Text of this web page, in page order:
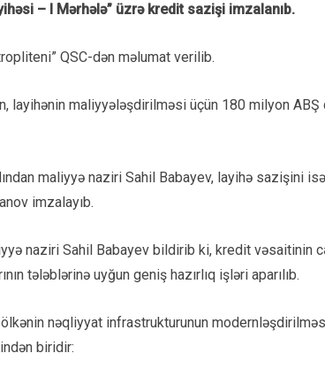
– I Mərhələ” üzrə kredit sazişi imzalanıb.
QSC-dən məlumat verilib.
layihənin maliyyələşdirilməsi üçün 180 milyon ABŞ
maliyyə naziri Sahil Babayev, layihə sazişini
imzalayıb.
naziri Sahil Babayev bildirib ki, kredit vəsaitinin
tələblərinə uyğun geniş hazırlıq işləri aparılıb.
nəqliyyat infrastrukturunun
biridir: